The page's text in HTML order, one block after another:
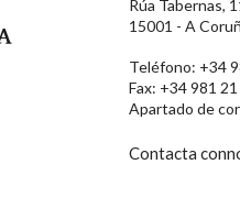
Rúa Tabernas,
15001 - A
Teléfono: +34
Fax: +34 981
Apartado de
Contacta